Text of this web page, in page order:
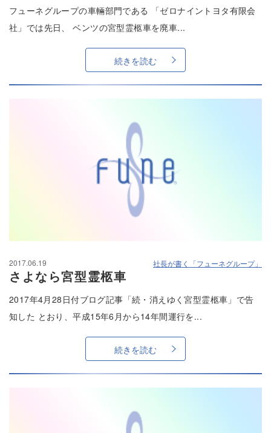
フューネグループの車輛部門である 「ゼロナイントヨタ有限会
社」では先日、 ベンツの宮型霊柩車を廃車...
続きを読む
2017.06.19 社長が書く「フューネグループ」
さよなら宮型霊柩車
2017年4月28日付ブログ記事「続・消えゆく宮型霊柩車」で告
知した とおり、平成15年6月から14年間運行を...
続きを読む